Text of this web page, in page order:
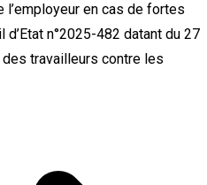
en cas de fortes
n°2025-482 datant du 27
travailleurs contre les